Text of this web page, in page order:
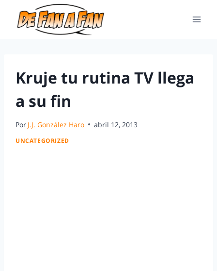
Kruje tu rutina TV llega
a su fin
Por J.J. González Haro abril 12, 2013
UNCATEGORIZED